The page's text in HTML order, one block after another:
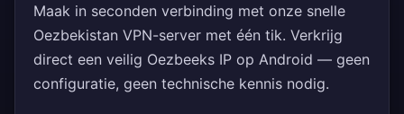
Maak in seconden verbinding met onze snelle
Oezbekistan VPN-server met één tik. Verkrijg
direct een veilig Oezbeeks IP op Android — geen
configuratie, geen technische kennis nodig.